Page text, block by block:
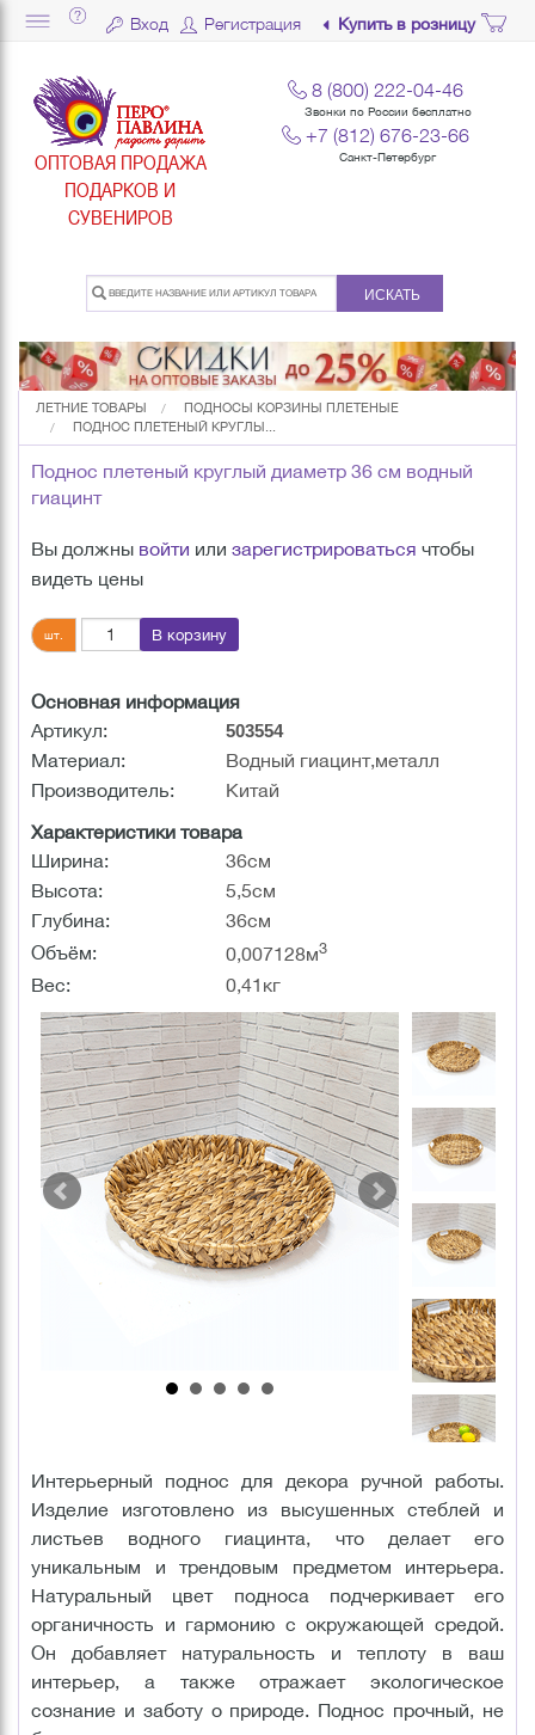
Вход Регистрация Купить в розницу
ОПТОВАЯ ПРОДАЖА
ПОДАРКОВ И
СУВЕНИРОВ
8 (800) 222-04-46
Звонки по России бесплатно
+7 (812) 676-23-66
Санкт-Петербург
ИСКАТЬ
ЛЕТНИЕ ТОВАРЫ
ПОДНОСЫ КОРЗИНЫ ПЛЕТЕНЫЕ
ПОДНОС ПЛЕТЕНЫЙ КРУГЛЫ...
Поднос плетеный круглый диаметр 36 см водный
гиацинт
Вы должны войти или зарегистрироваться чтобы
видеть цены
шт. В корзину
Основная информация
Артикул:
503554
Материал:
Водный гиацинт,металл
Производитель:
Китай
Характеристики товара
Ширина:
36см
Высота:
5,5см
Глубина:
36см
Объём:
0,007128м3
Вес: 0,41кг
Интерьерный поднос для декора ручной работы.
Изделие изготовлено из высушенных стеблей и
листьев водного гиацинта, что делает его
уникальным и трендовым предметом интерьера.
Натуральный цвет подноса подчеркивает его
органичность и гармонию с окружающей средой.
Он добавляет натуральность и теплоту в ваш
интерьер, а также отражает экологическое
сознание и заботу о природе. Поднос прочный, не